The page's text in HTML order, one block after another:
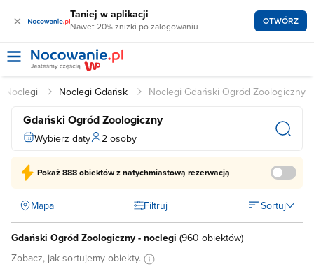
× Taniej w aplikacji
Nawet 20% zniżki po zalogowaniu OTWÓRZ
Noclegi Noclegi Gdańsk Noclegi Gdański Ogród Zoologiczny
Gdański Ogród Zoologiczny
Wybierz daty 2 osoby
Pokaż888 obiektówz natychmiastową rezerwacją
Mapa Filtruj Sortuj
Gdański Ogród Zoologiczny - noclegi (960 obiektów)
Zobacz, jak sortujemy obiekty.